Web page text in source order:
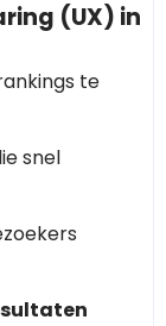
(UX) in
te
snel